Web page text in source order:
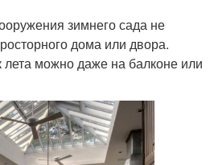
зимнего сада не
дома или двора.
лета можно даже на балконе или